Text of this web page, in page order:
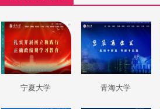
宁夏大学 青海大学